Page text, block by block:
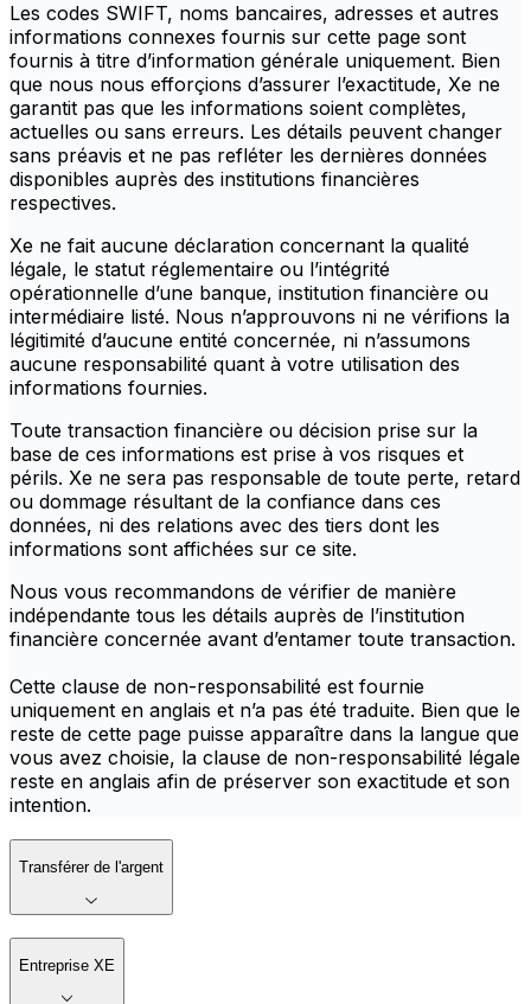
Les codes SWIFT, noms bancaires, adresses et autres
informations connexes fournis sur cette page sont
fournis à titre d’information générale uniquement. Bien
que nous nous efforçions d’assurer l’exactitude, Xe ne
garantit pas que les informations soient complètes,
actuelles ou sans erreurs. Les détails peuvent changer
sans préavis et ne pas refléter les dernières données
disponibles auprès des institutions financières
respectives.
Xe ne fait aucune déclaration concernant la qualité
légale, le statut réglementaire ou l’intégrité
opérationnelle d’une banque, institution financière ou
intermédiaire listé. Nous n’approuvons ni ne vérifions la
légitimité d’aucune entité concernée, ni n’assumons
aucune responsabilité quant à votre utilisation des
informations fournies.
Toute transaction financière ou décision prise sur la
base de ces informations est prise à vos risques et
périls. Xe ne sera pas responsable de toute perte, retard
ou dommage résultant de la confiance dans ces
données, ni des relations avec des tiers dont les
informations sont affichées sur ce site.
Nous vous recommandons de vérifier de manière
indépendante tous les détails auprès de l’institution
financière concernée avant d’entamer toute transaction.
Cette clause de non-responsabilité est fournie
uniquement en anglais et n’a pas été traduite. Bien que le
reste de cette page puisse apparaître dans la langue que
vous avez choisie, la clause de non-responsabilité légale
reste en anglais afin de préserver son exactitude et son
intention.
Transférer de l'argent
Entreprise XE